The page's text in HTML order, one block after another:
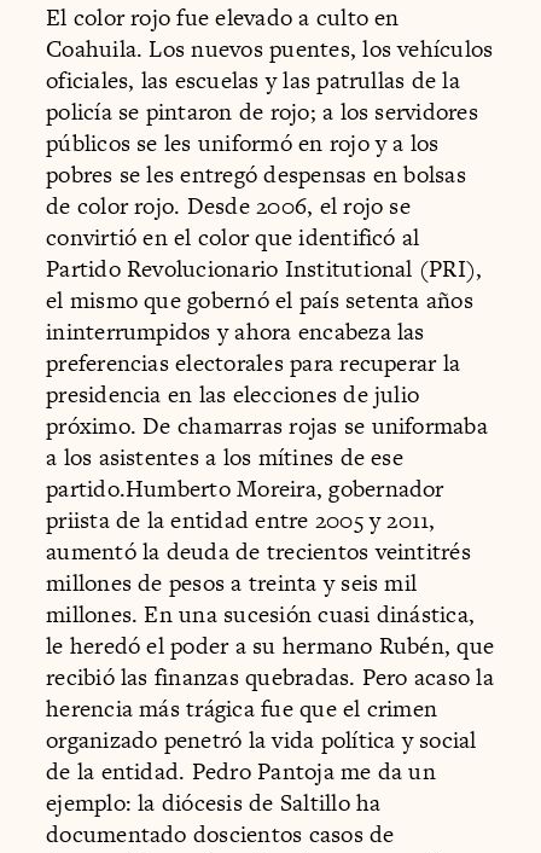
El color rojo fue elevado a culto en
Coahuila. Los nuevos puentes, los vehículos
oficiales, las escuelas y las patrullas de la
policía se pintaron de rojo; a los servidores
públicos se les uniformó en rojo y a los
pobres se les entregó despensas en bolsas
de color rojo. Desde 2006, el rojo se
convirtió en el color que identificó al
Partido Revolucionario Institutional (PRI),
el mismo que gobernó el país setenta años
ininterrumpidos y ahora encabeza las
preferencias electorales para recuperar la
presidencia en las elecciones de julio
próximo. De chamarras rojas se uniformaba
a los asistentes a los mítines de ese
partido.Humberto Moreira, gobernador
priista de la entidad entre 2005 y 2011,
aumentó la deuda de trecientos veintitrés
millones de pesos a treinta y seis mil
millones. En una sucesión cuasi dinástica,
le heredó el poder a su hermano Rubén, que
recibió las finanzas quebradas. Pero acaso la
herencia más trágica fue que el crimen
organizado penetró la vida política y social
de la entidad. Pedro Pantoja me da un
ejemplo: la diócesis de Saltillo ha
documentado doscientos casos de